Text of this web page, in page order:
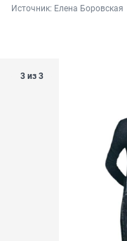
Источник: Елена Боровская
3 из 3